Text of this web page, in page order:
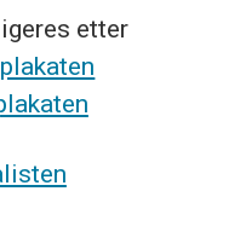
etter